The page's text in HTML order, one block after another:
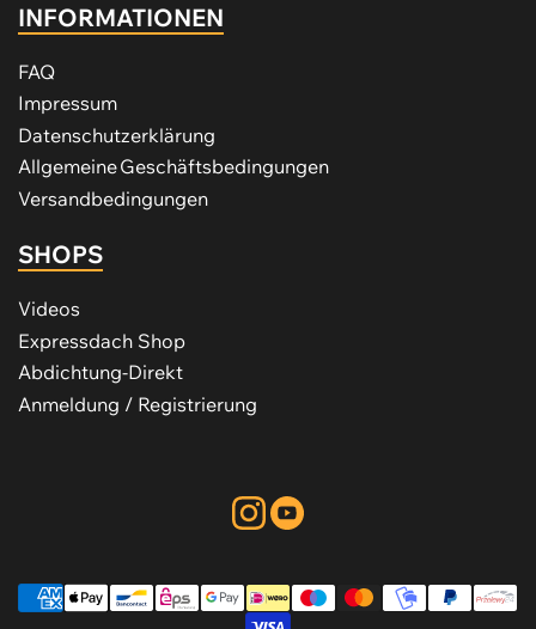
INFORMATIONEN
FAQ
Impressum
Datenschutzerklärung
Allgemeine Geschäftsbedingungen
Versandbedingungen
SHOPS
Videos
Expressdach Shop
Abdichtung-Direkt
Anmeldung / Registrierung
InstagramYouTube
Zahlungsmethoden